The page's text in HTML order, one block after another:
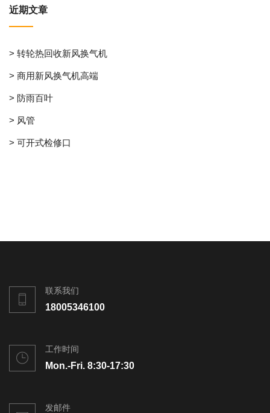
近期文章
> 转轮热回收新风换气机
> 商用新风换气机高端
> 防雨百叶
> 风管
> 可开式检修口
联系我们
18005346100
工作时间
Mon.-Fri. 8:30-17:30
发邮件